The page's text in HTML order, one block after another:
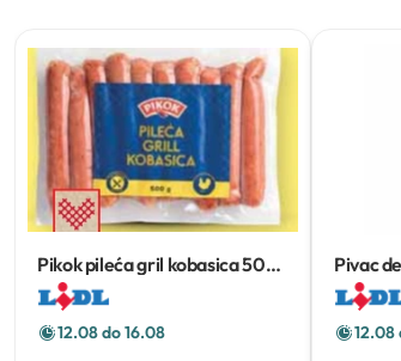
Pikok pileća gril kobasica500
g
12.08 do 16.08
Pivac
12.08